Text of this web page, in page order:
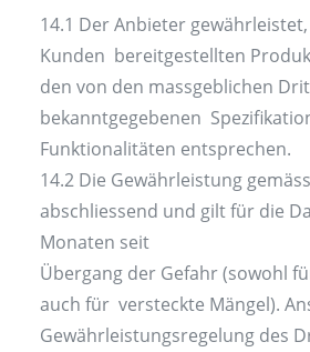
14.1 Der Anbieter
Kunden bereitgestellten
den von den massgeblichen
bekanntgegebenen
Funktionalitäten entsprechen.
14.2 Die Gewährleistung
abschliessend und gilt für die
Monaten seit
Übergang der Gefahr (sowohl
auch für versteckte Mängel).
Gewährleistungsregelung des